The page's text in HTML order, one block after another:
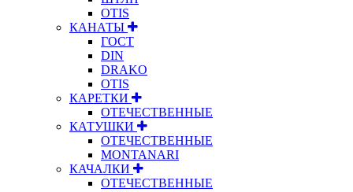
OTIS
КАНАТЫ
ГОСТ
DIN
DRAKO
OTIS
КАРЕТКИ
ОТЕЧЕСТВЕННЫЕ
КАТУШКИ
ОТЕЧЕСТВЕННЫЕ
MONTANARI
КАЧАЛКИ
ОТЕЧЕСТВЕННЫЕ